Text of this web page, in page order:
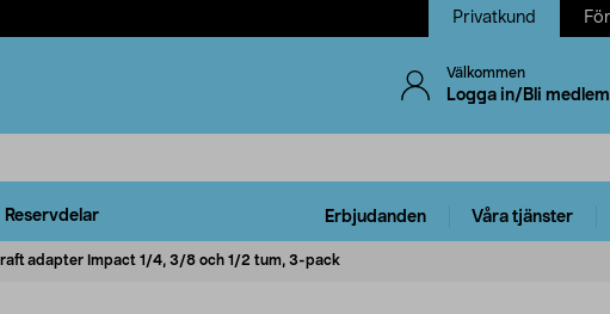
Privatkund
Välkommen
Logga in/Bli medlem
Reservdelar Erbjudanden Våra tjänster
adapter Impact 1/4, 3/8 och 1/2 tum, 3-pack